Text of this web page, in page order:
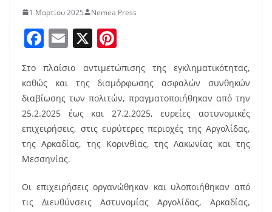
1 Μαρτίου 2025 Nemea Press
F
c
e
b
o
o
E
ai
l
X
nt
er
e
st
Στο πλαίσιο αντιμετώπισης της εγκληματικότητας,
καθώς και της διαμόρφωσης ασφαλών συνθηκών
διαβίωσης των πολιτών, πραγματοποιήθηκαν από την
25.2.2025 έως και 27.2.2025, ευρείες αστυνομικές
επιχειρήσεις, στις ευρύτερες περιοχές της Αργολίδας,
της Αρκαδίας, της Κορινθίας, της Λακωνίας και της
Μεσσηνίας.
Οι επιχειρήσεις οργανώθηκαν και υλοποιήθηκαν από
τις Διευθύνσεις Αστυνομίας Αργολίδας, Αρκαδίας,